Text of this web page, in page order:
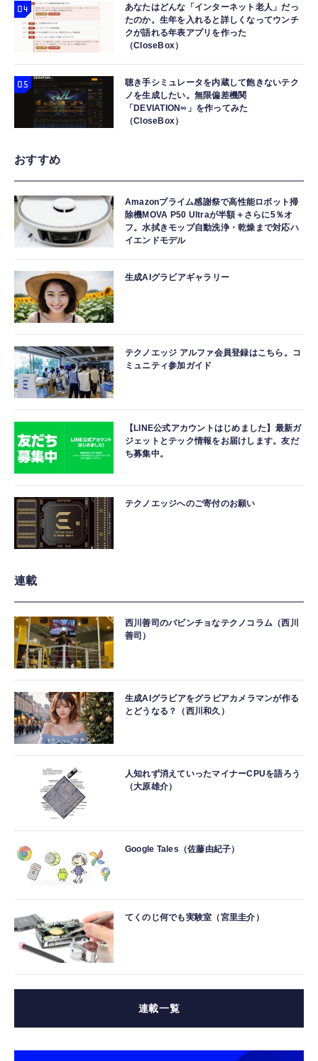
あなたはどんな「インターネット老人」だっ
たのか。生年を入れると詳しくなってウンチ
クが語れる年表アプリを作った
（CloseBox）
聴き手シミュレータを内蔵して飽きないテク
ノを生成したい。無限偏差機関
「DEVIATION∞」を作ってみた
（CloseBox）
おすすめ
Amazonプライム感謝祭で高性能ロボット掃
除機MOVA P50 Ultraが半額＋さらに5％オ
フ。水拭きモップ自動洗浄・乾燥まで対応ハ
イエンドモデル
生成AIグラビアギャラリー
テクノエッジ アルファ会員登録はこちら。コ
ミュニティ参加ガイド
【LINE公式アカウントはじめました】最新ガ
ジェットとテック情報をお届けします。友だ
ち募集中。
テクノエッジへのご寄付のお願い
連載
西川善司のバビンチョなテクノコラム（西川
善司）
生成AIグラビアをグラビアカメラマンが作る
とどうなる？（西川和久）
人知れず消えていったマイナーCPUを語ろう
（大原雄介）
Google Tales（佐藤由紀子）
てくのじ何でも実験室（宮里圭介）
連載一覧